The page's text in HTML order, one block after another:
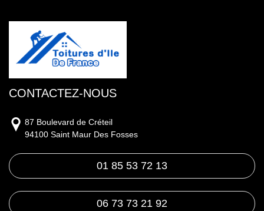
CONTACTEZ-NOUS
87 Boulevard de Créteil
94100 Saint Maur Des Fosses
01 85 53 72 13
06 73 73 21 92